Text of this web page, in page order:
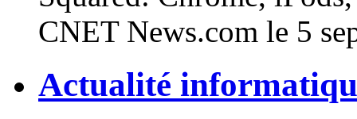
CNET News.com le 5
Actualité